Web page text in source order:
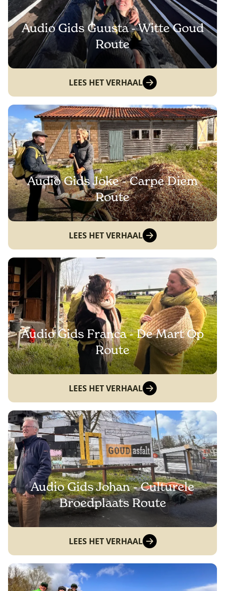
Audio Gids Guusta - Witte Goud
Route
LEES HET VERHAAL
Audio Gids Joke - Carpe Diem
Route
LEES HET VERHAAL
Audio Gids Franca - De Mart Op
Route
LEES HET VERHAAL
Audio Gids Johan - Culturele
Broedplaats Route
LEES HET VERHAAL